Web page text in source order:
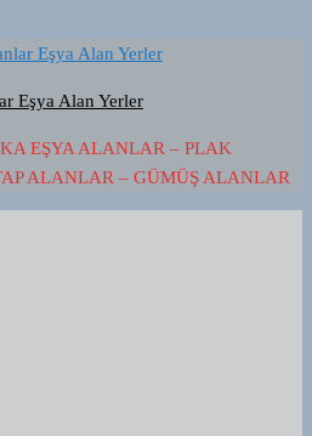
Eşya Alan Yerler
EŞYA ALANLAR – PLAK
ALANLAR – GÜMÜŞ ALANLAR